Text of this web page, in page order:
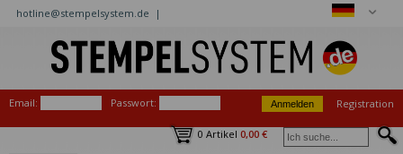
hotline@stempelsystem.de |
Email: Passwort: Registration
0 Artikel 0,00 €